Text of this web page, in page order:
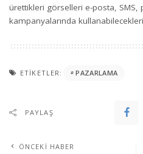
ürettikleri görselleri e-posta, SMS,
kampanyalarında
ETIKETLER: PAZARLAMA
PAYLAŞ
ÖNCEKI HABER